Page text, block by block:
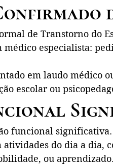
de Transtorno do
especialista:
em laudo médico
escolar ou
funcional
do dia a dia,
ou aprendizado.